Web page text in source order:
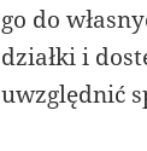
go do
działki i
uwzględnić